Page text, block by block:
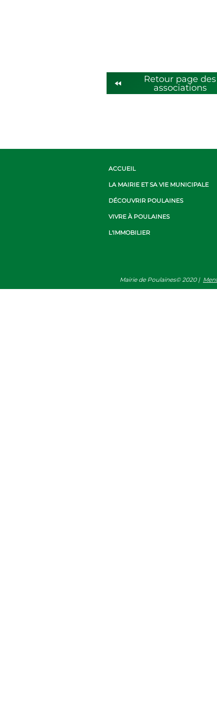
Mairie de Poulaines©2020|
ACCUEIL
LA MAIRIE ET SA VIE MUNICIPALE
DÉCOUVRIR POULAINES
VIVRE À POULAINES
L'IMMOBILIER
fast_rewind
Retour page des
associations